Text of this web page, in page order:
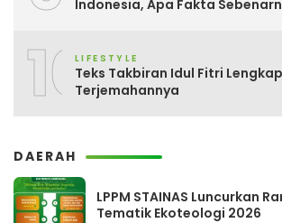
Indonesia, Apa Fakta
10LIFESTYLE
Teks Takbiran Idul Fitri
Terjemahannya
DAERAH
LPPM STAINAS Luncurkan
Tematik Ekoteologi 2026